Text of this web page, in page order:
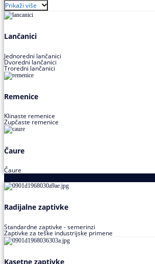
Prikaži više
Lančanici
Jednoredni lančanici
Dvoredni lančanici
Troredni lančanici
Remenice
Klinaste remenice
Zupčaste remenice
Čaure
Čaure
Radijalne zaptivke
Standardne zaptivke - semerinzi
Zaptivke za teške industrijske primene
Kasetne zaptivke